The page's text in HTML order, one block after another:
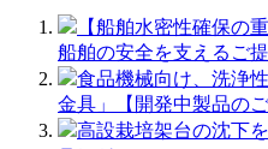
【船舶水密性確保の
船舶の安全を支えるご提
食品機械向け、洗浄
金具」【開発中製品のご
高設栽培架台の沈下